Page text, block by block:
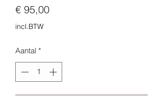
€ 95,00Prijs
incl.BTW
Aantal *